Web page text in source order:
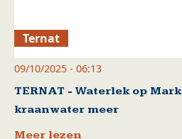
Ternat
09/10/2025 - 06:13
TERNAT - Waterlek op
kraanwater meer
Meer lezen